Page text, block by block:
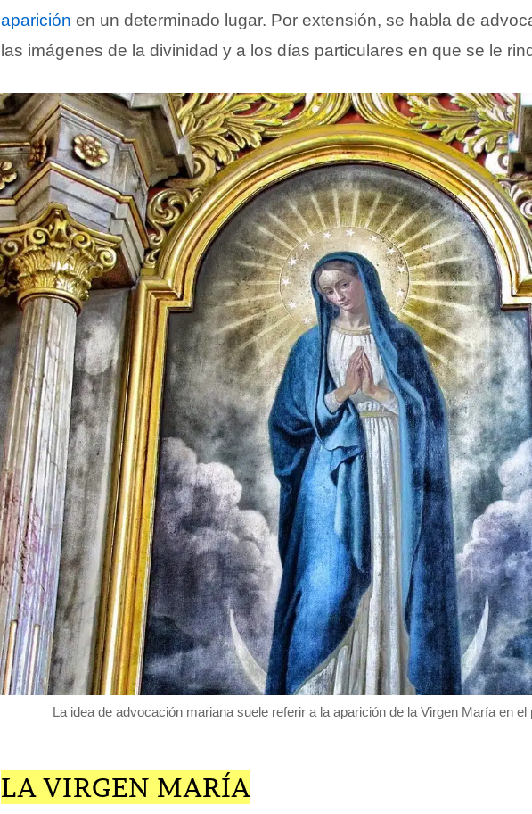
aparición en un determinado lugar. Por extensión, se habla de
las imágenes de la divinidad y a los días particulares en que se le
La idea de advocación mariana suele referir a la aparición de la Virgen María en el
LA VIRGEN MARÍA